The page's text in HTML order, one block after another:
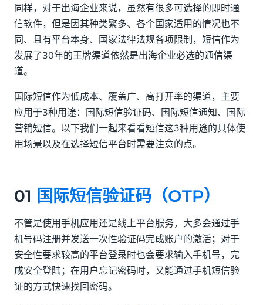
同样，对于出海企业来说，虽然有很多可选择的即时通
信软件，但是因其种类繁多、各个国家适用的情况也不
同、且有平台本身、国家法律法规各项限制，短信作为
发展了30年的王牌渠道依然是出海企业必选的通信渠
道。
国际短信作为低成本、覆盖广、高打开率的渠道，主要
应用于3种用途：国际短信验证码、国际短信通知、国际
营销短信。以下我们一起来看看短信这3种用途的具体使
用场景以及在选择短信平台时需要注意的点。
01 国际短信验证码（OTP）
不管是使用手机应用还是线上平台服务，大多会通过手
机号码注册并发送一次性验证码完成账户的激活；对于
安全性要求较高的平台登录时也会要求输入手机号，完
成安全登陆；在用户忘记密码时，又能通过手机短信验
证的方式快速找回密码。